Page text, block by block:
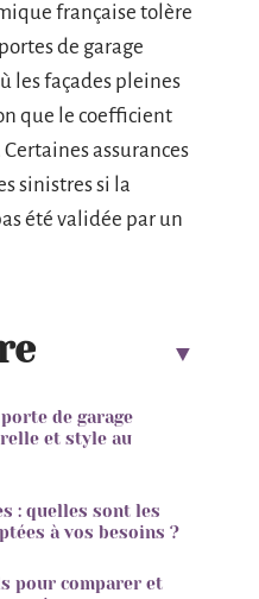
française tolère
de garage
les façades pleines
que le coefficient
assurances
sinistres si la
été validée par un
de garage
et style au
: quelles sont les
à vos besoins ?
pour comparer et